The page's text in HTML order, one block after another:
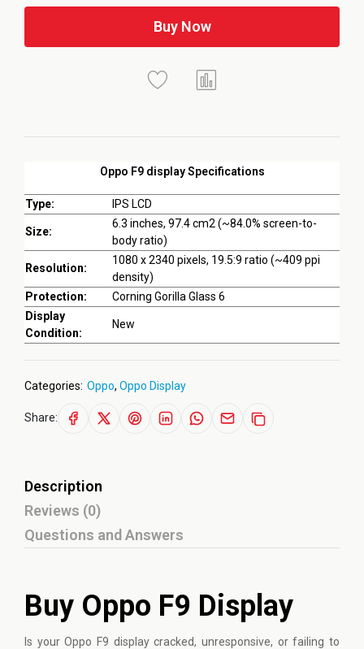
Oppo F9 display Specifications
Type: IPS LCD
Size:
6.3 inches, 97.4 cm2 (~84.0% screen-to-
body ratio)
Resolution:
1080 x 2340 pixels, 19.5:9 ratio (~409 ppi
density)
Protection:
Corning Gorilla Glass 6
Display
Condition:
New
Buy Now
Categories: Oppo, Oppo Display
Share:
Description
Reviews (0)
Questions and Answers
Buy Oppo F9 Display
Is yourOppo F9 display cracked, unresponsive, or failing to